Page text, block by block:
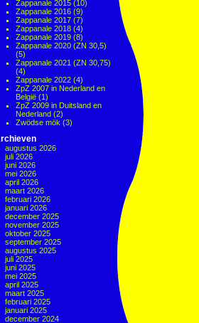
Zappanale 2015 (10)
Zappanale 2016 (9)
Zappanale 2017 (7)
Zappanale 2018 (4)
Zappanale 2019 (8)
Zappanale 2020 (ZN 30,5)
(5)
Zappanale 2021 (ZN 30,75)
(4)
Zappanale 2022 (4)
ZpZ 2007 in Nederland en
België (1)
ZpZ 2009 in Duitsland en
Nederland (2)
Zwödse mök (3)
augustus 2026
juli 2026
juni 2026
mei 2026
april 2026
maart 2026
februari 2026
januari 2026
december 2025
november 2025
oktober 2025
september 2025
augustus 2025
juli 2025
juni 2025
mei 2025
april 2025
maart 2025
februari 2025
januari 2025
december 2024